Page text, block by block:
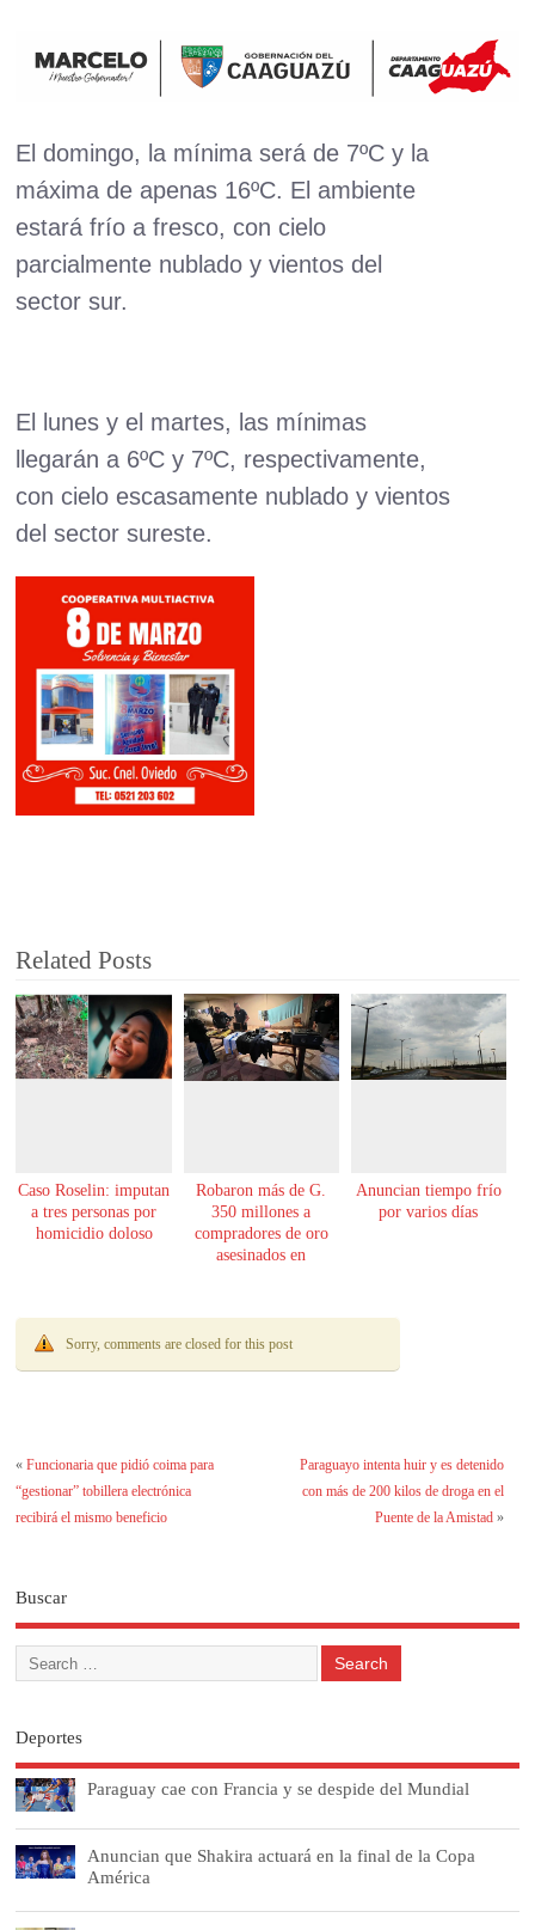
El domingo, la mínima será de 7ºC y la
máxima de apenas 16ºC. El ambiente
estará frío a fresco, con cielo
parcialmente nublado y vientos del
sector sur.
El lunes y el martes, las mínimas
llegarán a 6ºC y 7ºC, respectivamente,
con cielo escasamente nublado y vientos
del sector sureste.
Related Posts
Caso Roselin: imputan
a tres personas por
homicidio doloso
Robaron más de G.
350 millones a
compradores de oro
asesinados en
Anuncian tiempo frío
por varios días
Sorry, comments are closed for this post
«Funcionaria que pidió coima para
“gestionar” tobillera electrónica
recibirá el mismo beneficio
Paraguayo intenta huir y es detenido
con más de 200 kilos de droga en el
Puente de la Amistad»
Buscar
Deportes
Paraguay cae con Francia y se despide del Mundial
Anuncian que Shakira actuará en la final de la Copa
América